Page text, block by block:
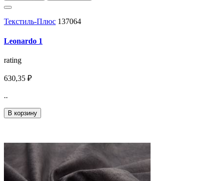
Текстиль-Плюс 137064
Leonardo 1
rating
630,35 ₽
..
В корзину